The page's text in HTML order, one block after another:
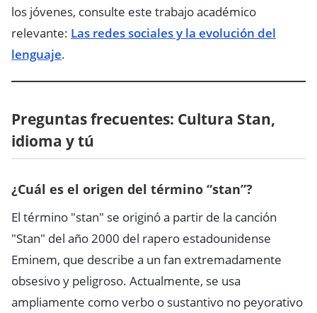
los jóvenes, consulte este trabajo académico
relevante: Las redes sociales y la evolución del
lenguaje.
Preguntas frecuentes: Cultura Stan,
idioma y tú
¿Cuál es el origen del término “stan”?
El término "stan" se originó a partir de la canción
"Stan" del año 2000 del rapero estadounidense
Eminem, que describe a un fan extremadamente
obsesivo y peligroso. Actualmente, se usa
ampliamente como verbo o sustantivo no peyorativo